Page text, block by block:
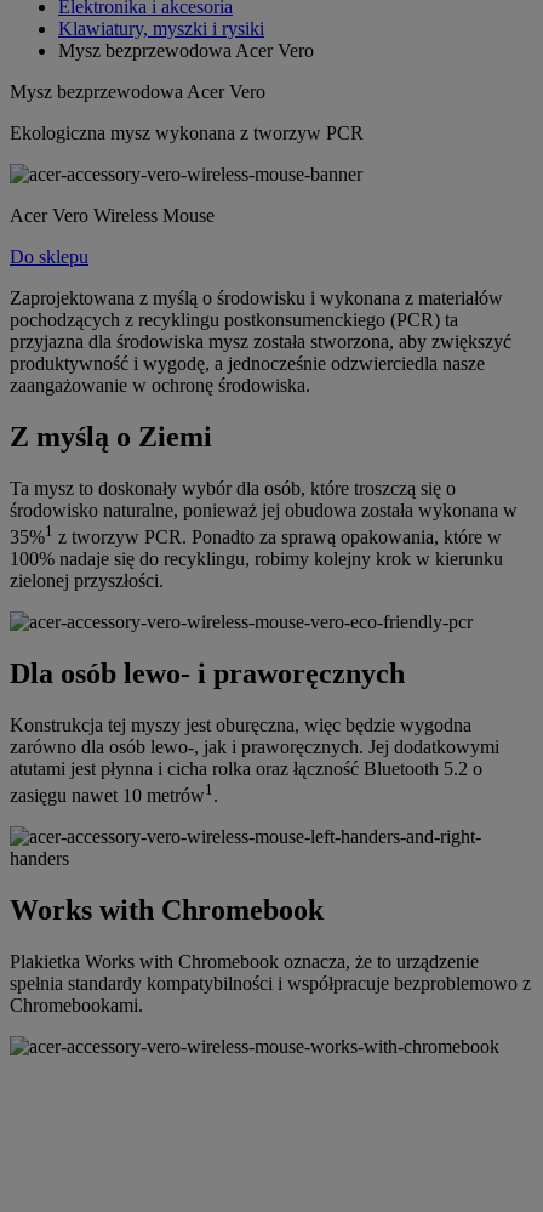
Elektronika i akcesoria
Klawiatury, myszki i rysiki
Mysz bezprzewodowa Acer Vero
Mysz bezprzewodowa Acer Vero
Ekologiczna mysz wykonana z tworzyw PCR
Acer Vero Wireless Mouse
Do sklepu
Zaprojektowana z myślą o środowisku i wykonana z materiałów
pochodzących z recyklingu postkonsumenckiego (PCR) ta
przyjazna dla środowiska mysz została stworzona, aby zwiększyć
produktywność i wygodę, a jednocześnie odzwierciedla nasze
zaangażowanie w ochronę środowiska.
Z myślą o Ziemi
Ta mysz to doskonały wybór dla osób, które troszczą się o
środowisko naturalne, ponieważ jej obudowa została wykonana w
35%1 z tworzyw PCR. Ponadto za sprawą opakowania, które w
100% nadaje się do recyklingu, robimy kolejny krok w kierunku
zielonej przyszłości.
Dla osób lewo- i praworęcznych
Konstrukcja tej myszy jest oburęczna, więc będzie wygodna
zarówno dla osób lewo-, jak i praworęcznych. Jej dodatkowymi
atutami jest płynna i cicha rolka oraz łączność Bluetooth 5.2 o
zasięgu nawet 10 metrów1 .
Works with Chromebook
Plakietka Works with Chromebook oznacza, że to urządzenie
spełnia standardy kompatybilności i współpracuje bezproblemowo z
Chromebookami.